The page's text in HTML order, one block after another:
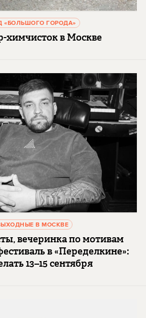
«БОЛЬШОГО ГОРОДА»
химчисток в Москве
В МОСКВЕ
вечеринка по мотивам
в «Переделкине»:
13–15 сентября